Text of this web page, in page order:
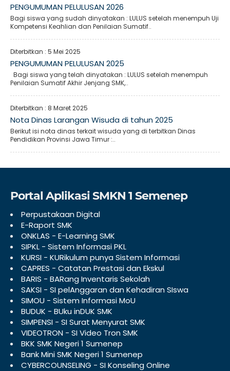
PENGUMUMAN PELULUSAN 2026
Bagi siswa yang sudah dinyatakan : LULUS setelah menempuh Uji
Kompetensi Keahlian dan Penilaian Sumatif..
Diterbitkan : 5 Mei 2025
PENGUMUMAN PELULUSAN 2025
Bagi siswa yang telah dinyatakan : LULUS setelah menempuh
Penilaian Sumatif Akhir Jenjang SMK,..
Diterbitkan : 8 Maret 2025
Nota Dinas Larangan Wisuda di tahun 2025
Berikut isi nota dinas terkait wisuda yang di terbitkan Dinas
Pendidikan Provinsi Jawa Timur :..
Portal Aplikasi SMKN 1 Semenep
Perpustakaan Digital
E-Raport SMK
ONKLAS - E-Learning SMK
SIPKL - Sistem Informasi PKL
KURSI - KURikulum punya Sistem Informasi
CAPRES - Catatan Prestasi dan Ekskul
BARIS - BARang Inventaris Sekolah
SAKSI - SI pelAnggaran dan Kehadiran SIswa
SIMOU - Sistem Informasi MoU
BUDUK - BUku inDUK SMK
SIMPENSI - SI Surat Menyurat SMK
VIDEOTRON - SI Video Tron SMK
BKK SMK Negeri 1 Sumenep
Bank Mini SMK Negeri 1 Sumenep
CYBERCOUNSELING - SI Konseling Online